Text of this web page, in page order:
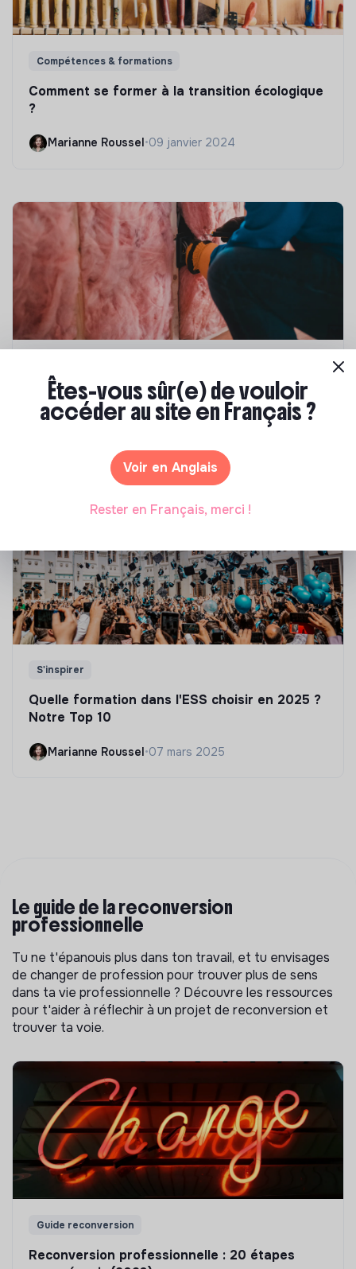
Compétences & formations
Comment se former à la transition écologique
?
Marianne Roussel •09 janvier 2024
Top 8 des formations en rénovation
énergétique des bâtiments
Marianne Roussel•21 janvier 2025
S'inspirer
Quelle formation dans l'ESS choisir en 2025 ?
Notre Top 10
Marianne Roussel•07 mars 2025
Le guide de la reconversion
professionnelle
Tu ne t'épanouis plus dans ton travail, et tu envisages
de changer de profession pour trouver plus de sens
dans ta vie professionnelle ? Découvre les ressources
pour t'aider à réflechir à un projet de reconversion et
trouver ta voie.
Guide reconversion
Reconversion professionnelle : 20 étapes
Êtes-vous sûr(e) de vouloir
accéder au site en Français ?
Voir en Anglais
Rester en Français, merci !